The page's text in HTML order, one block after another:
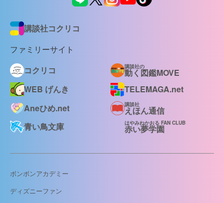
講談社コクリコ
ファミリーサイト
コクリコ
講談社の
動く図鑑MOVE
WEB げんき
TELEMAGA.net
Aneひめ.net
講談社
えほん通信
青い鳥文庫
はやみねかおる FAN CLUB
赤い夢学園
ボンボンアカデミー
ディズニーファン